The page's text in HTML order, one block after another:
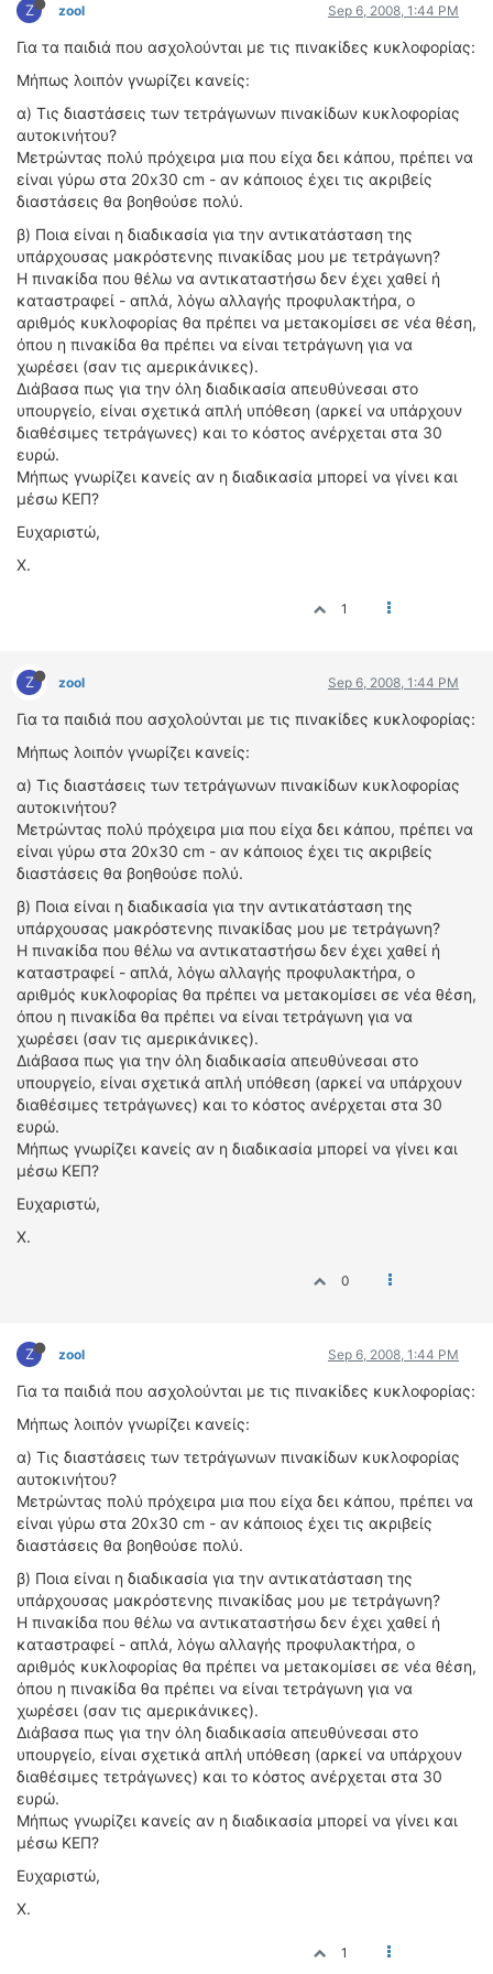
Z zool Sep 6, 2008, 1:44 PM
Για τα παιδιά που ασχολούνται με τις πινακίδες κυκλοφορίας:
Μήπως λοιπόν γνωρίζει κανείς:
α) Τις διαστάσεις των τετράγωνων πινακίδων κυκλοφορίας
αυτοκινήτου?
Μετρώντας πολύ πρόχειρα μια που είχα δει κάπου, πρέπει να
είναι γύρω στα 20x30 cm - αν κάποιος έχει τις ακριβείς
διαστάσεις θα βοηθούσε πολύ.
β) Ποια είναι η διαδικασία για την αντικατάσταση της
υπάρχουσας μακρόστενης πινακίδας μου με τετράγωνη?
Η πινακίδα που θέλω να αντικαταστήσω δεν έχει χαθεί ή
καταστραφεί - απλά, λόγω αλλαγής προφυλακτήρα, ο
αριθμός κυκλοφορίας θα πρέπει να μετακομίσει σε νέα θέση,
όπου η πινακίδα θα πρέπει να είναι τετράγωνη για να
χωρέσει (σαν τις αμερικάνικες).
Διάβασα πως για την όλη διαδικασία απευθύνεσαι στο
υπουργείο, είναι σχετικά απλή υπόθεση (αρκεί να υπάρχουν
διαθέσιμες τετράγωνες) και το κόστος ανέρχεται στα 30
ευρώ.
Μήπως γνωρίζει κανείς αν η διαδικασία μπορεί να γίνει και
μέσω ΚΕΠ?
Ευχαριστώ,
Χ.
1
Z zool Sep 6, 2008, 1:44 PM
Για τα παιδιά που ασχολούνται με τις πινακίδες κυκλοφορίας:
Μήπως λοιπόν γνωρίζει κανείς:
α) Τις διαστάσεις των τετράγωνων πινακίδων κυκλοφορίας
αυτοκινήτου?
Μετρώντας πολύ πρόχειρα μια που είχα δει κάπου, πρέπει να
είναι γύρω στα 20x30 cm - αν κάποιος έχει τις ακριβείς
διαστάσεις θα βοηθούσε πολύ.
β) Ποια είναι η διαδικασία για την αντικατάσταση της
υπάρχουσας μακρόστενης πινακίδας μου με τετράγωνη?
Η πινακίδα που θέλω να αντικαταστήσω δεν έχει χαθεί ή
καταστραφεί - απλά, λόγω αλλαγής προφυλακτήρα, ο
αριθμός κυκλοφορίας θα πρέπει να μετακομίσει σε νέα θέση,
όπου η πινακίδα θα πρέπει να είναι τετράγωνη για να
χωρέσει (σαν τις αμερικάνικες).
Διάβασα πως για την όλη διαδικασία απευθύνεσαι στο
υπουργείο, είναι σχετικά απλή υπόθεση (αρκεί να υπάρχουν
διαθέσιμες τετράγωνες) και το κόστος ανέρχεται στα 30
ευρώ.
Μήπως γνωρίζει κανείς αν η διαδικασία μπορεί να γίνει και
μέσω ΚΕΠ?
Ευχαριστώ,
Χ.
0
Z zool Sep 6, 2008, 1:44 PM
Για τα παιδιά που ασχολούνται με τις πινακίδες κυκλοφορίας:
Μήπως λοιπόν γνωρίζει κανείς:
α) Τις διαστάσεις των τετράγωνων πινακίδων κυκλοφορίας
αυτοκινήτου?
Μετρώντας πολύ πρόχειρα μια που είχα δει κάπου, πρέπει να
είναι γύρω στα 20x30 cm - αν κάποιος έχει τις ακριβείς
διαστάσεις θα βοηθούσε πολύ.
β) Ποια είναι η διαδικασία για την αντικατάσταση της
υπάρχουσας μακρόστενης πινακίδας μου με τετράγωνη?
Η πινακίδα που θέλω να αντικαταστήσω δεν έχει χαθεί ή
καταστραφεί - απλά, λόγω αλλαγής προφυλακτήρα, ο
αριθμός κυκλοφορίας θα πρέπει να μετακομίσει σε νέα θέση,
όπου η πινακίδα θα πρέπει να είναι τετράγωνη για να
χωρέσει (σαν τις αμερικάνικες).
Διάβασα πως για την όλη διαδικασία απευθύνεσαι στο
υπουργείο, είναι σχετικά απλή υπόθεση (αρκεί να υπάρχουν
διαθέσιμες τετράγωνες) και το κόστος ανέρχεται στα 30
ευρώ.
Μήπως γνωρίζει κανείς αν η διαδικασία μπορεί να γίνει και
μέσω ΚΕΠ?
Ευχαριστώ,
Χ.
1
ΟΔΟΙΠΟΡΙΚΑ
VIDEO
4TTV
ΝΕΑ ΜΟΝΤΕΛΑ
ΑΓΩΝΕΣ
CANDID CAMERA
ΕΙΔΗΣΕΙΣ – ΠΑΡΟΥΣΙΑΣΕΙΣ
ΛΕΞΙΚΟ
ΠΕΡΙΒΑΛΛΟΝ
ΔΟΚΙΜΕΣ – ΠΑΡΟΥΣΙΑΣΕΙΣ
ΕΙΔΗΣΕΙΣ
ΑΓΩΝΕΣ
FORMULA 1
WRC
ΕΛΛΗΝΙΚΟΙ ΑΓΩΝΕΣ
ΜΟΝΤΕΛΑ
ΠΡΟΣΩΠΙΚΟΤΗΤΕΣ
ΑΓΩΝΙΣΤΙΚΑ ΑΥΤΟΚΙΝΗΤΑ
ΑΓΩΝΕΣ/ΔΙΟΡΓΑΝΩΣΕΙΣ
ΑΓΟΡΑ
ΠΩΛΗΣΕΙΣ
ΜΕΤΑΧΕΙΡΙΣΜΕΝΑ
2ΤΡΟΧΟΙ
ΟΔΗΓΟΥΜΕ
ΕΠΙΚΑΙΡΟΤΗΤΑ
ΑΓΩΝΕΣ
CLASSIC
ΑΡΧΕΙΟ ΤΕΥΧΩΝ